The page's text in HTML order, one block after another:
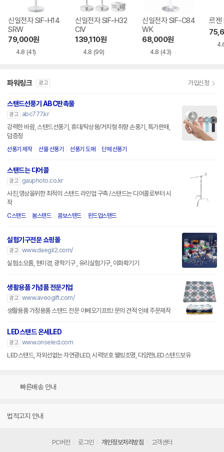
신일전자 SIF-H14
SRW
79,000원
4.8 (41)
신일전자 SIF-H32
CIV
139,110원
4.8 (99)
신일전자 SIF-C84
WK
68,000원
4.8 (43)
르젠
파워링크 광고 가입신청
스탠드선풍기 ABC판촉물
광고
abc777.kr
강력한 바람, 스탠드선풍기, 휴대/탁상용/거치형 취향 손풍기, 특가판매,
덤증정
선풍기 제작 선물 선풍기 선풍기 도매 단체 선풍기
스탠드는 디어콜
광고
gauphoto.co.kr
사진,영상을위한 최적의 스탠드 라인업 구축 /스탠드는 디어콜로부터 시
작
C스탠드 붐스탠드 콤보스탠드 윈드업스탠드
실험기구전문 쇼핑몰
광고 www.daegil2.com/
실험소모품, 현미경, 광학기구 , 유리실험기구, 이화확기기
생활용품 기념품 전문기업
광고 www.aveogift.com/
생활용품 가정용품 스탠드 전문 아베오기프트! 문의 견적 인쇄 주문제작
LED스탠드 온세LED
광고 www.onseled.com
LED스탠드, 자외선없는 자연광LED, 시력보호 웰빙조명, 다양한LED스탠드보유
빠른배송 안내
법적고지 안내
PC버전 로그인 개인정보처리방침 고객센터